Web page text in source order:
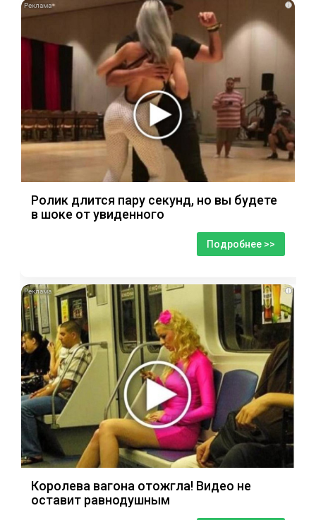
i
Ролик длится пару секунд, но вы будете
в шоке от увиденного
Подробнее >>
i
Королева вагона отожгла! Видео не
оставит равнодушным